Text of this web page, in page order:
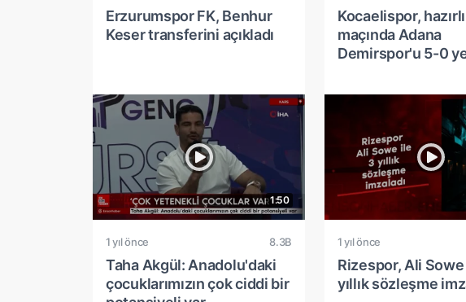
Erzurumspor FK, Benhur
Keser transferini açıkladı
Kocaelispor,
maçında Adana
Demirspor'u 5-0
1:50
1 yıl önce 8.3B
Taha Akgül: Anadolu'daki
çocuklarımızın çok ciddi bir
1 yıl önce
Rizespor, Ali
yıllık sözleşme